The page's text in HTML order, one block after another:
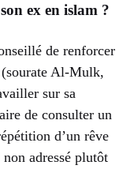
ex en islam ?
de renforcer
Al-Mulk,
sur sa
de consulter un
d’un rêve
adressé plutôt